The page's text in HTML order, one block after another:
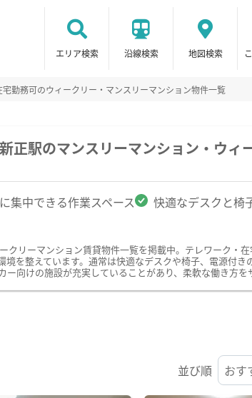
エリア検索 沿線検索 地図検索
宅勤務可のウィークリー・マンスリーマンション物件一覧
正駅のマンスリーマンション・ウィ
集中できる作業スペース 快適なデスクと椅
リーマンション賃貸物件一覧を掲載中。テレワーク・
を整えています。通常は快適なデスクや椅子、電源付
向けの施設が充実していることがあり、柔軟な働き方を
並び順